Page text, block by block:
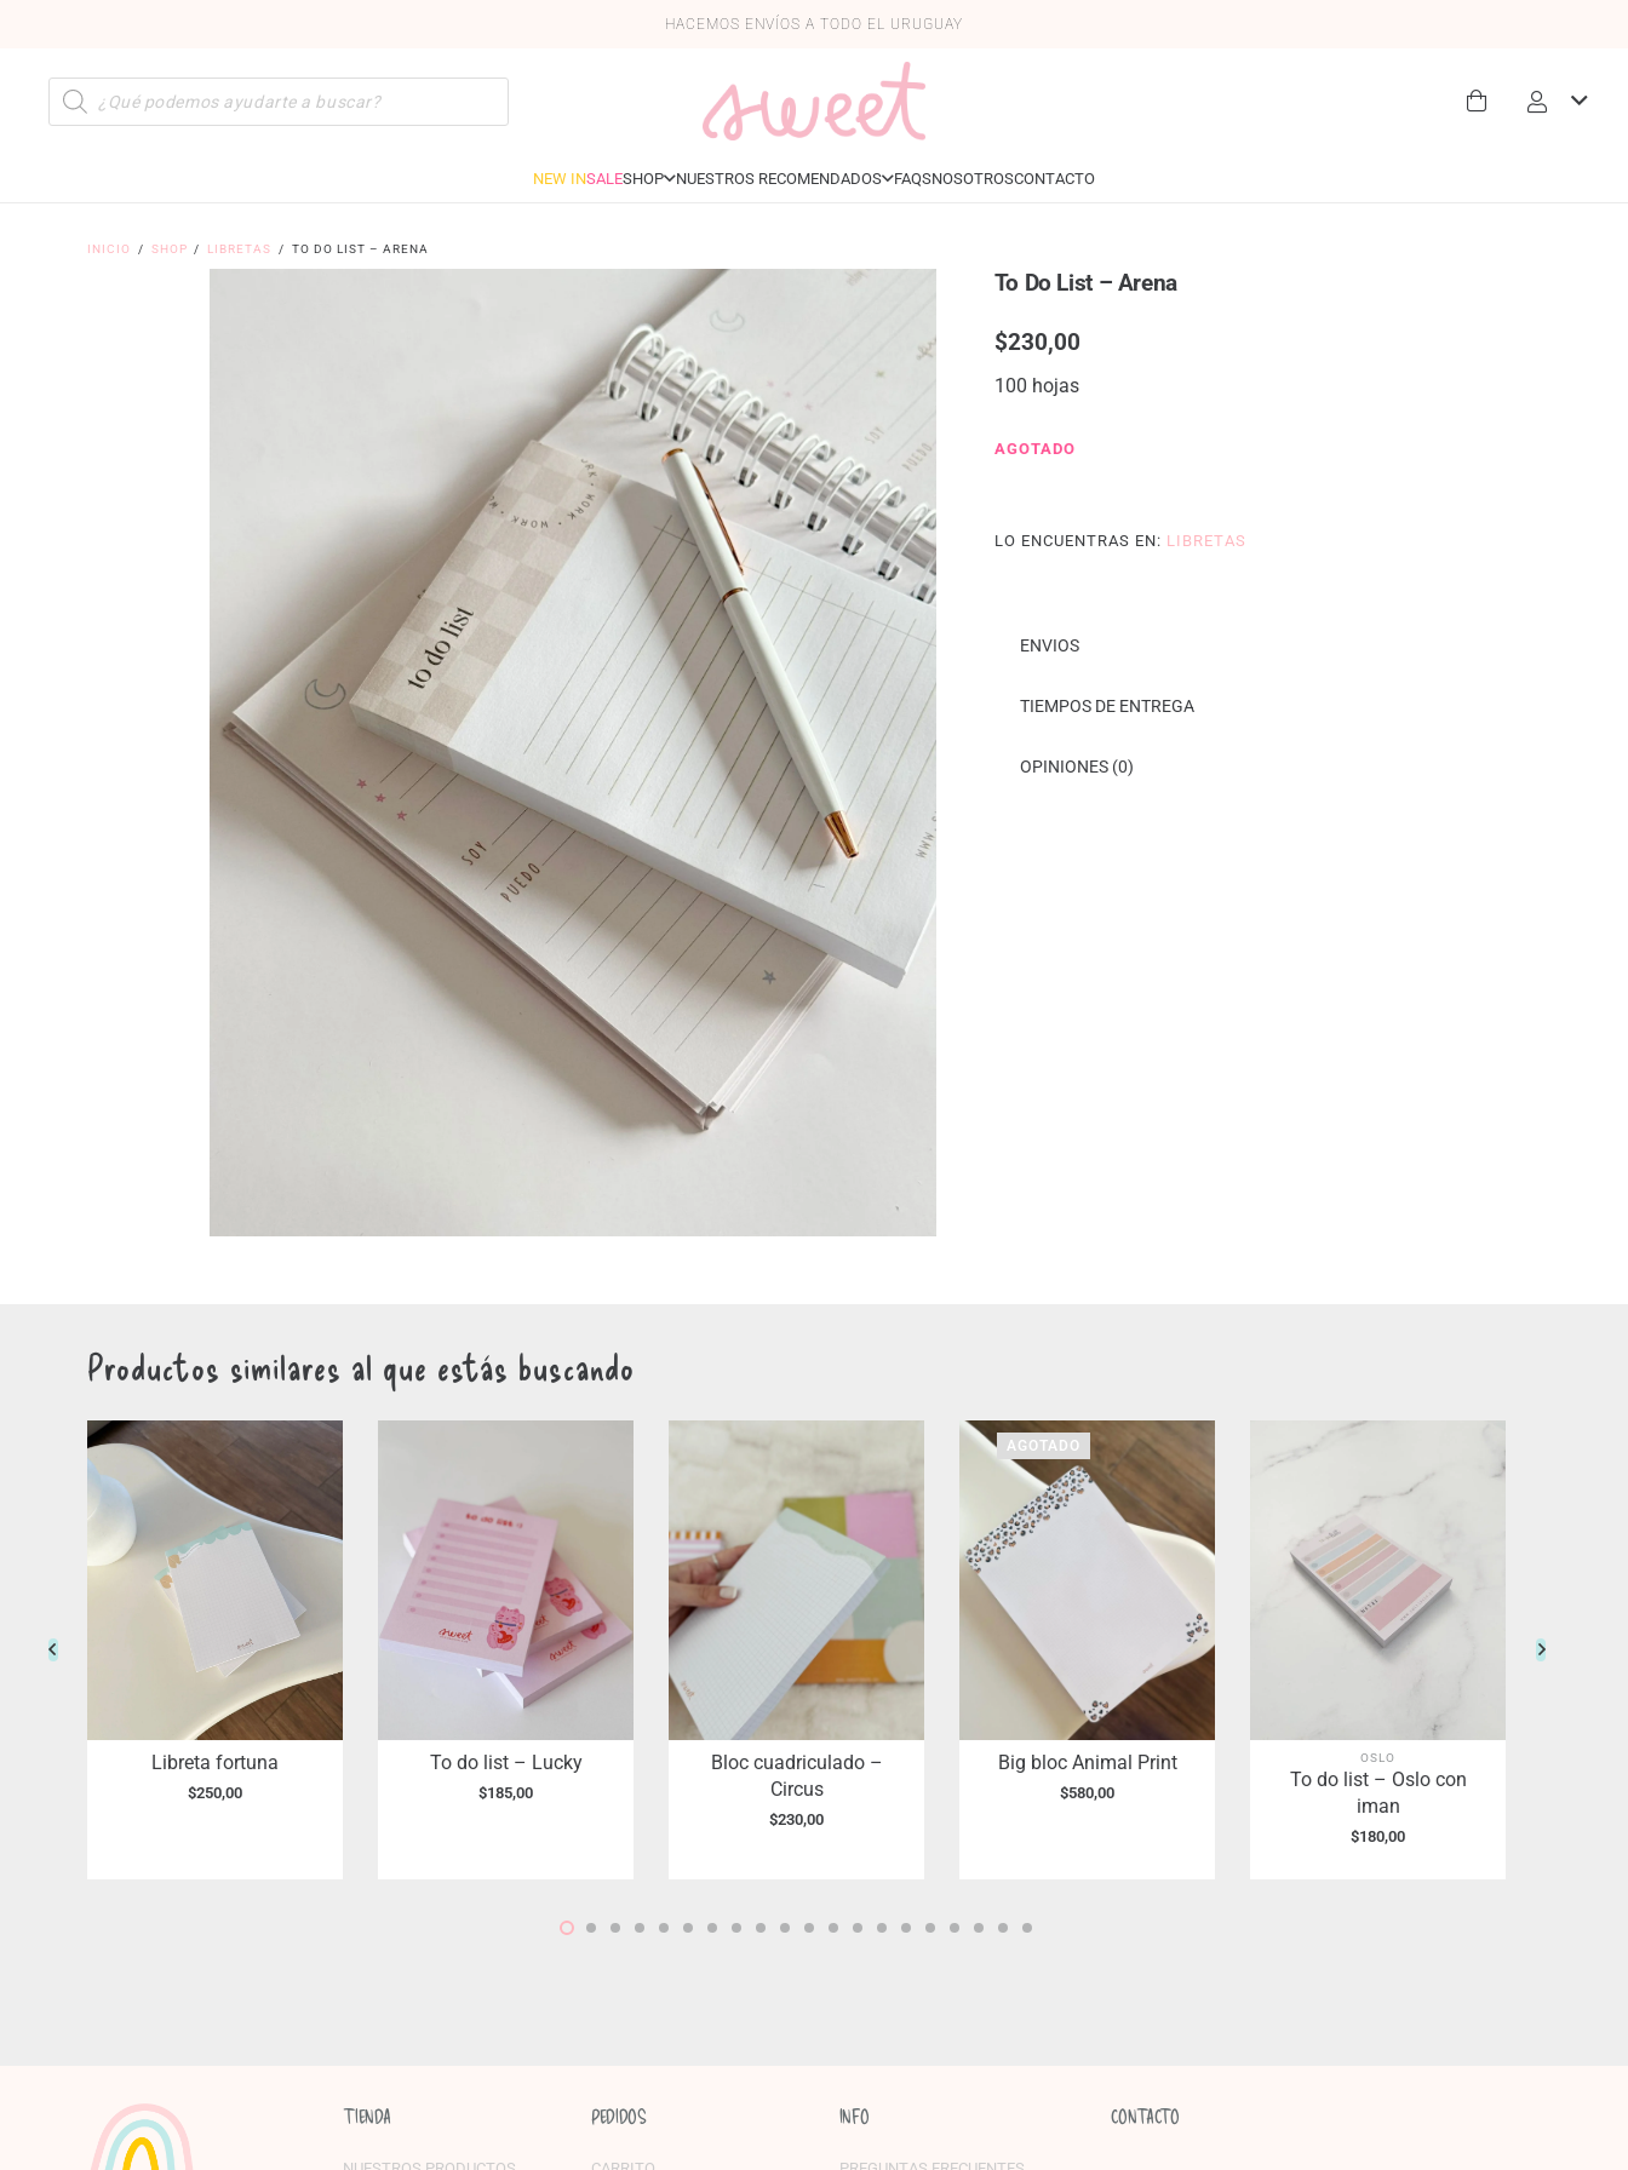
HACEMOS ENVÍOS A TODO EL URUGUAY
Búsqueda
de
productos
NEW INSALESHOP NUESTROS RECOMENDADOS FAQSNOSOTROSCONTACTO
INICIO / SHOP / LIBRETAS / TO DO LIST – ARENA
To Do List – Arena
$230,00
100 hojas
AGOTADO
LO ENCUENTRAS EN: LIBRETAS
ENVIOS
TIEMPOS DE ENTREGA
OPINIONES (0)
Productos similares al que estás buscando
Libreta fortuna
$250,00
To do list – Lucky
$185,00
Bloc cuadriculado –
Circus
$230,00
AGOTADO
Big bloc Animal Print
$580,00
OSLO
To do list – Oslo con
iman
$180,00
TIENDA PEDIDOS INFO CONTACTO